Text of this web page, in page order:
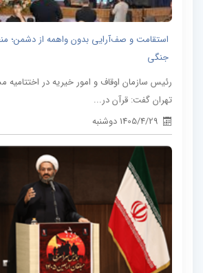
استقامت و صف‌آرایی بدون واهمه از دشمن؛
جنگی
رئیس سازمان اوقاف و امور خیریه در اختتامیه
تهران گفت: قرآن در...
1405/4/29 دوشنبه